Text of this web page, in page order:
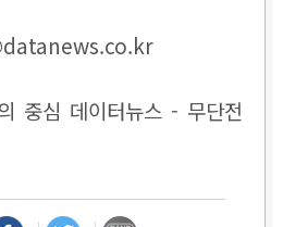
중심 데이터뉴스 - 무단전